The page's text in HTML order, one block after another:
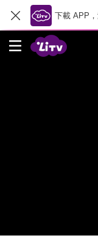
下載 APP